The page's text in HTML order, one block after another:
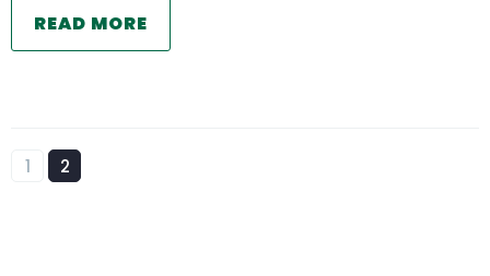
READ MORE
1 2